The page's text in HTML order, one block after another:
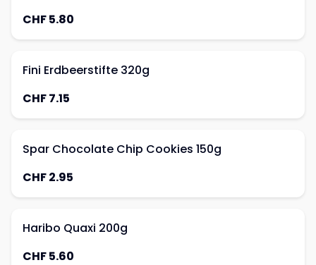
CHF 5.80
Fini Erdbeerstifte 320g
CHF 7.15
Spar Chocolate Chip Cookies 150g
CHF 2.95
Haribo Quaxi 200g
CHF 5.60